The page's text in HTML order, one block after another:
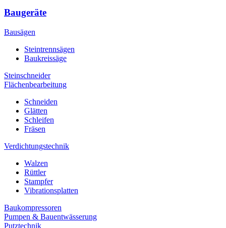
Baugeräte
Bausägen
Steintrennsägen
Baukreissäge
Steinschneider
Flächenbearbeitung
Schneiden
Glätten
Schleifen
Fräsen
Verdichtungstechnik
Walzen
Rüttler
Stampfer
Vibrationsplatten
Baukompressoren
Pumpen & Bauentwässerung
Putztechnik